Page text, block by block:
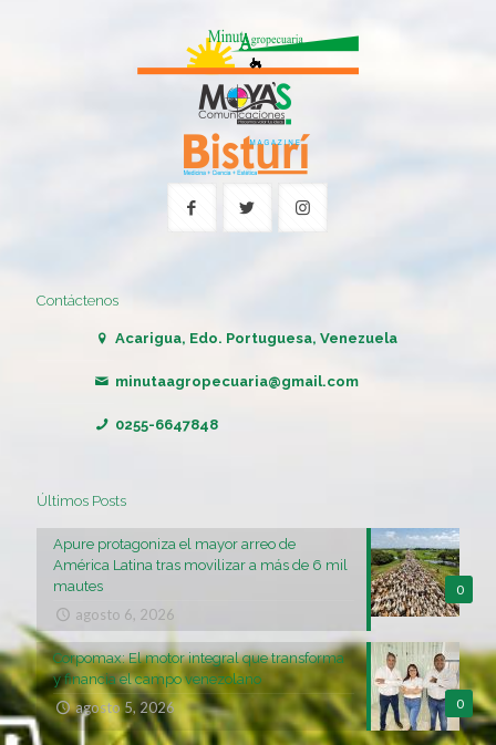
Contáctenos
Acarigua, Edo. Portuguesa, Venezuela
minutaagropecuaria@gmail.com
0255-6647848
Últimos Posts
0
Apure protagoniza el mayor arreo de
América Latina tras movilizar a más de 6 mil
mautes
agosto 6, 2026
0
Corpomax: El motor integral que transforma
y financia el campo venezolano
agosto 5, 2026